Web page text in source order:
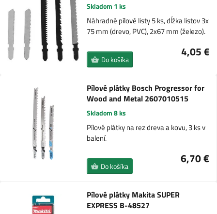
Skladom 1 ks
Náhradné pílové listy 5 ks, dĺžka listov 3x
75 mm (drevo, PVC), 2x67 mm (železo).
4,05 €
Do košíka
Pílové plátky Bosch Progressor for
Wood and Metal 2607010515
Skladom 8 ks
Pílové plátky na rez dreva a kovu, 3 ks v
balení.
6,70 €
Do košíka
Pílové plátky Makita SUPER
EXPRESS B-48527